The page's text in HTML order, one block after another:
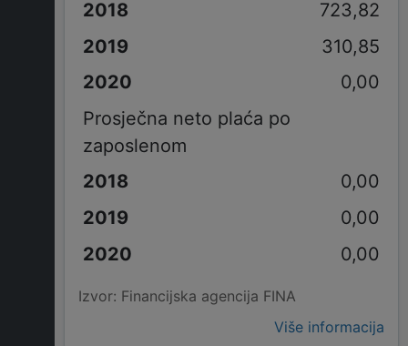
723,82
310,85
0,00
Prosječna neto plaća po
zaposlenom
0,00
0,00
0,00
Izvor: Financijska agencija FINA
Više informacija